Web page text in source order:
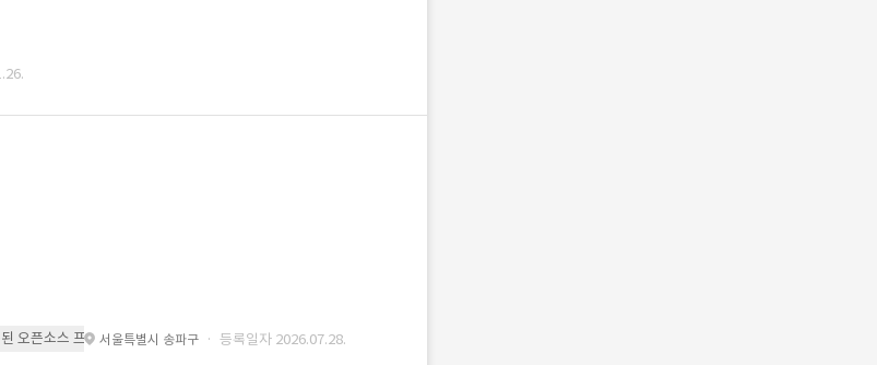
오픈소스 프레임워크를 기반으로 시스템을 구축
서울특별시 송파구 · 등록일자 2026.07.28.